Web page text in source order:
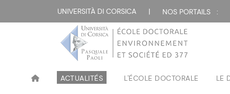
UNIVERSITÀ DI CORSICA | NOS PORTAILS :
ACTUALITÉS L'ÉCOLE DOCTORALE LE